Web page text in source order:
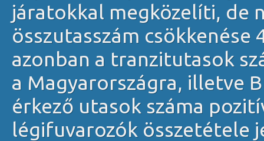
járatokkal megközelíti, de
összutasszám csökkenése
azonban a tranzitutasok
a Magyarországra, illetve
érkező utasok száma
légifuvarozók összetétele